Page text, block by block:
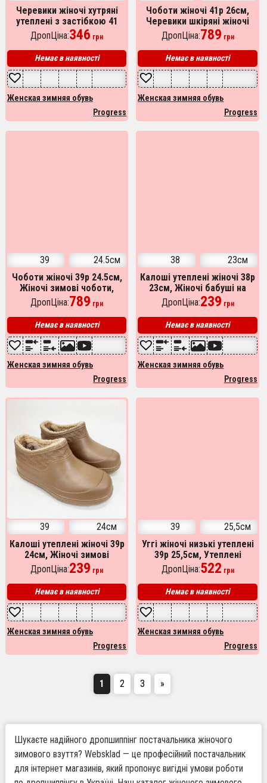
Черевики жіночі хутряні
утеплені з застібкою 41
розмір, Жіночі зимові
черевики з повсті
ДропЦіна:346 грн
Немає в наявності
Женская зимняя обувь
Progress
Чоботи жіночі 41р 26см,
Черевики шкіряні жіночі
рифлена підошва, Зимові
бурки жіночі
ДропЦіна:789 грн
Немає в наявності
Женская зимняя обувь
Progress
39
24.5см
Чоботи жіночі 39р 24.5см,
Жіночі зимові чоботи,
Челсі з еластичними
вставками
ДропЦіна:789 грн
Немає в наявності
Женская зимняя обувь
Progress
38
23см
Калоші утеплені жіночі 38р
23см, Жіночі бабуші на
хутрі
ДропЦіна:239 грн
Немає в наявності
Женская зимняя обувь
Progress
39
24см
Калоші утеплені жіночі 39р
24см, Жіночі зимові
черевики з повсті, Бабусі
бурки жіночі
ДропЦіна:239 грн
Немає в наявності
Женская зимняя обувь
Progress
39
25,5см
Уггі жіночі низькі утеплені
39р 25,5см, Утеплені
валянки жіночі
ДропЦіна:522 грн
Немає в наявності
Женская зимняя обувь
Progress
1 2 3 »
Шукаєте надійного дропшиппінг постачальника жіночого
зимового взуття? Websklad — це професійний постачальник
для інтернет магазинів, який пропонує вигідні умови роботи